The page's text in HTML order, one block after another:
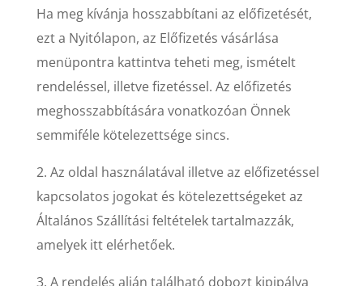
Ha meg kívánja hosszabbítani az előfizetését,
ezt a Nyitólapon, az Előfizetés vásárlása
menüpontra kattintva teheti meg, ismételt
rendeléssel, illetve fizetéssel. Az előfizetés
meghosszabbítására vonatkozóan Önnek
semmiféle kötelezettsége sincs.
2. Az oldal használatával illetve az előfizetéssel
kapcsolatos jogokat és kötelezettségeket az
Általános Szállítási feltételek tartalmazzák,
amelyek itt elérhetőek.
3. A rendelés alján található dobozt kipipálva